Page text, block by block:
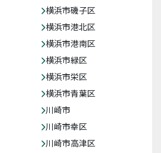
横浜市磯子区
横浜市港北区
横浜市港南区
横浜市緑区
横浜市栄区
横浜市青葉区
川崎市
川崎市幸区
川崎市高津区